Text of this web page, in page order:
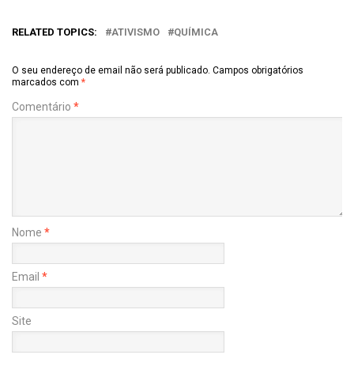
RELATED TOPICS: ATIVISMO QUÍMICA
O seu endereço de email não será publicado. Campos obrigatórios
marcados com *
Comentário *
Nome *
Email *
Site